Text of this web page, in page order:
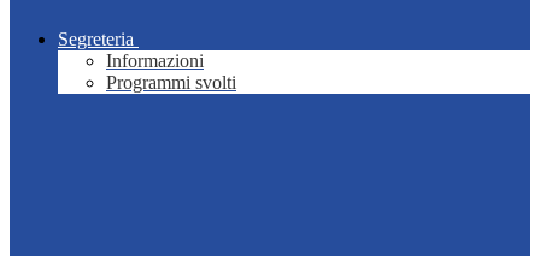
Segreteria
Informazioni
Programmi svolti